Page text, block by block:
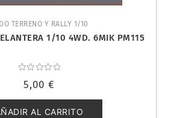
TERRENO Y RALLY 1/10
1/10 4WD. 6MIK PM115
con
de
5
5,00 €
AL CARRITO